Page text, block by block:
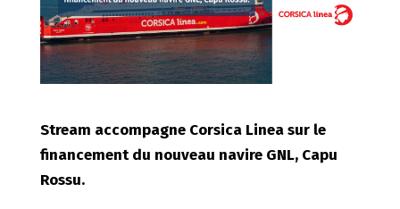
Stream accompagne Corsica Linea sur le
financement du nouveau navire GNL, Capu
Rossu.